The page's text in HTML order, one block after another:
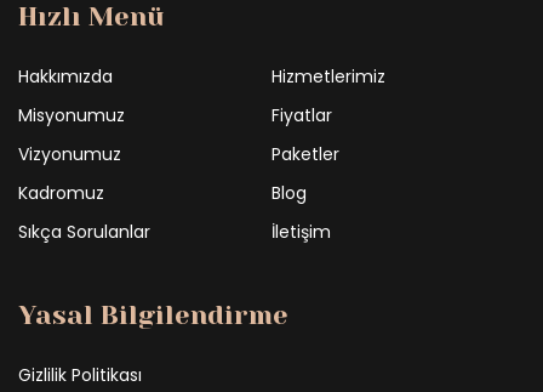
Hızlı Menü
Hakkımızda
Hizmetlerimiz
Misyonumuz
Fiyatlar
Vizyonumuz
Paketler
Kadromuz
Blog
Sıkça Sorulanlar
İletişim
Yasal Bilgilendirme
Gizlilik Politikası